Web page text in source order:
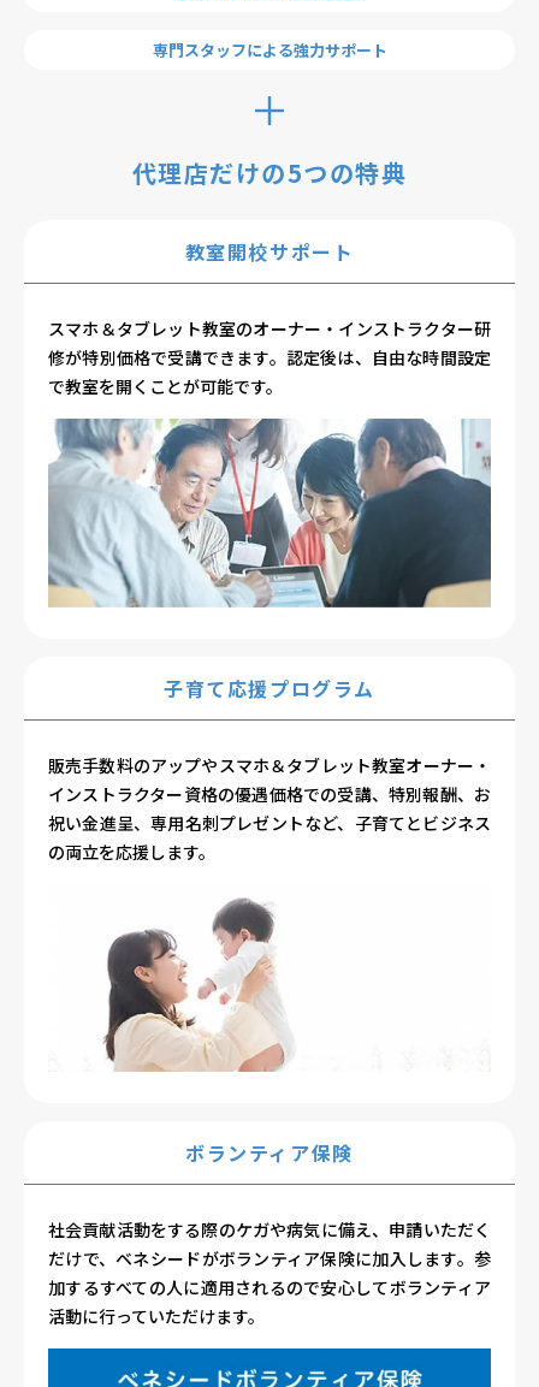
専門スタッフによる強力サポート
代理店だけの5つの特典
教室開校サポート
スマホ＆タブレット教室のオーナー・インストラクター研
修が特別価格で受講できます。認定後は、自由な時間設定
で教室を開くことが可能です。
子育て応援プログラム
販売手数料のアップやスマホ＆タブレット教室オーナー・
インストラクター資格の優遇価格での受講、特別報酬、お
祝い金進呈、専用名刺プレゼントなど、子育てとビジネス
の両立を応援します。
ボランティア保険
社会貢献活動をする際のケガや病気に備え、申請いただく
だけで、ベネシードがボランティア保険に加入します。参
加するすべての人に適用されるので安心してボランティア
活動に行っていただけます。